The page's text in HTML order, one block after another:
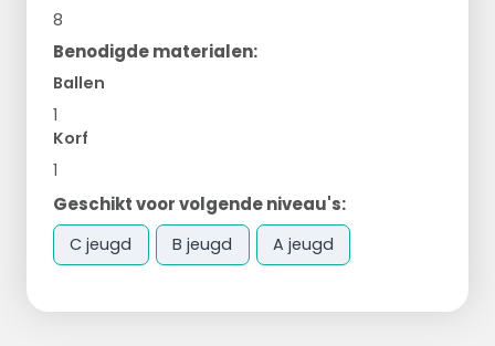
8
Benodigde materialen:
Ballen
1
Korf
1
Geschikt voor volgende niveau's:
C jeugd B jeugd A jeugd